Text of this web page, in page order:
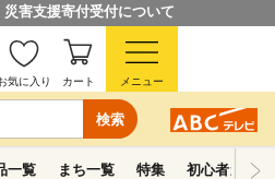
害支援寄付受付について
検索
気に入り カート メニュー
一覧 まち一覧 特集 初心者ガイド